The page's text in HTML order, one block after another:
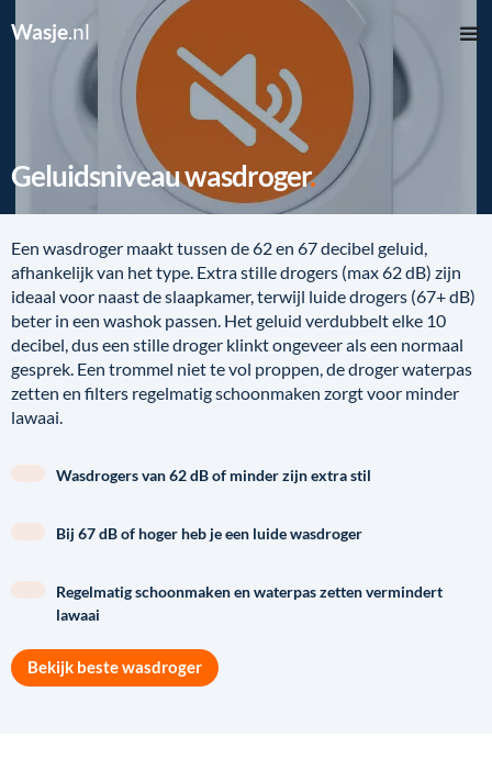
Wasje.nl
Geluidsniveau wasdroger
Een wasdroger maakt tussen de 62 en 67 decibel geluid,
afhankelijk van het type. Extra stille drogers (max 62 dB) zijn
ideaal voor naast de slaapkamer, terwijl luide drogers (67+ dB)
beter in een washok passen. Het geluid verdubbelt elke 10
decibel, dus een stille droger klinkt ongeveer als een normaal
gesprek. Een trommel niet te vol proppen, de droger waterpas
zetten en filters regelmatig schoonmaken zorgt voor minder
lawaai.
Wasdrogers van 62 dB of minder zijn extra stil
Bij 67 dB of hoger heb je een luide wasdroger
Regelmatig schoonmaken en waterpas zetten vermindert
lawaai
Bekijk beste wasdroger